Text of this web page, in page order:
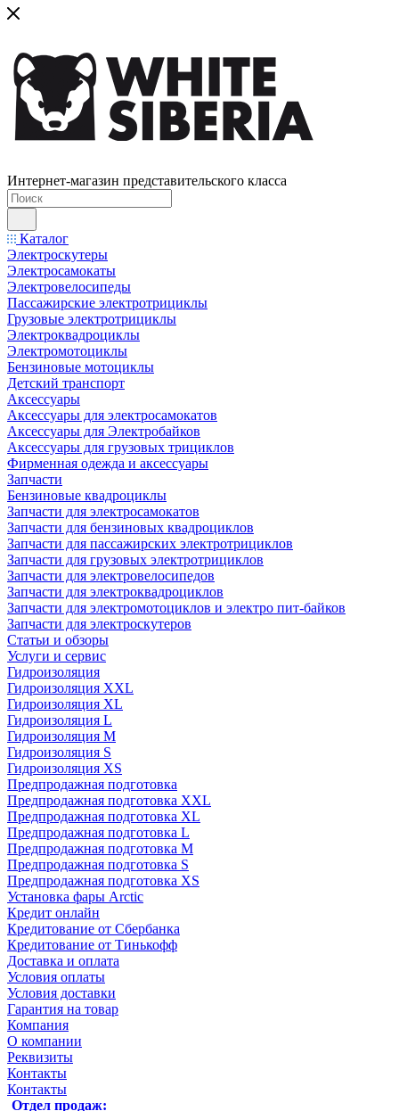
Интернет-магазин представительского класса
Каталог
Электроскутеры
Электросамокаты
Электровелосипеды
Пассажирские электротрициклы
Грузовые электротрициклы
Электроквадроциклы
Электромотоциклы
Бензиновые мотоциклы
Детский транспорт
Аксессуары
Аксессуары для электросамокатов
Аксессуары для Электробайков
Аксессуары для грузовых трициклов
Фирменная одежда и аксессуары
Запчасти
Бензиновые квадроциклы
Запчасти для электросамокатов
Запчасти для бензиновых квадроциклов
Запчасти для пассажирских электротрициклов
Запчасти для грузовых электротрициклов
Запчасти для электровелосипедов
Запчасти для электроквадроциклов
Запчасти для электромотоциклов и электро пит-байков
Запчасти для электроскутеров
Статьи и обзоры
Услуги и сервис
Гидроизоляция
Гидроизоляция XXL
Гидроизоляция XL
Гидроизоляция L
Гидроизоляция M
Гидроизоляция S
Гидроизоляция XS
Предпродажная подготовка
Предпродажная подготовка XXL
Предпродажная подготовка XL
Предпродажная подготовка L
Предпродажная подготовка M
Предпродажная подготовка S
Предпродажная подготовка XS
Установка фары Arctic
Кредит онлайн
Кредитование от Сбербанка
Кредитование от Тинькофф
Доставка и оплата
Условия оплаты
Условия доставки
Гарантия на товар
Компания
О компании
Реквизиты
Контакты
Контакты
Отдел продаж: